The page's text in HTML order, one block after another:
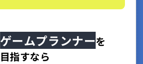
ゲームプランナーを
目指すなら